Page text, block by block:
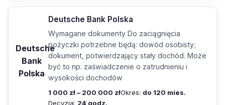
Deutsche
Bank
Polska
Deutsche Bank Polska
Wymagane dokumenty Do zaciągnięcia
pożyczki potrzebne będą: dowód osobisty;
dokument, potwierdzający stały dochód. Może
być to np. zaświadczenie o zatrudnieniu i
wysokości dochodów
1 000 zł – 200 000 złOkres: do 120 mies.
Decyzja: 24 godz.